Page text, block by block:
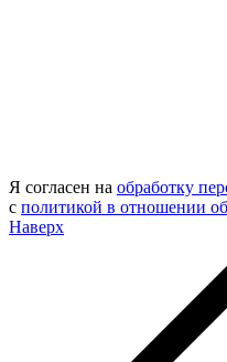
Я согласен на обработку
с политикой в отношении
Наверх